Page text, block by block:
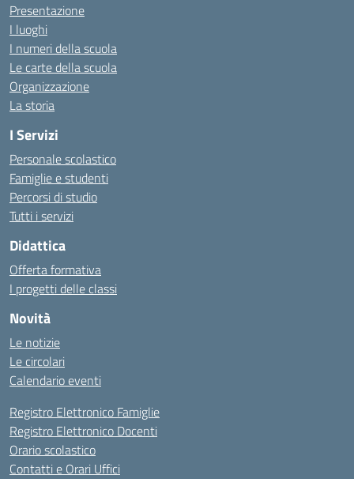
Presentazione
I luoghi
I numeri della scuola
Le carte della scuola
Organizzazione
La storia
I Servizi
Personale scolastico
Famiglie e studenti
Percorsi di studio
Tutti i servizi
Didattica
Offerta formativa
I progetti delle classi
Novità
Le notizie
Le circolari
Calendario eventi
Registro Elettronico Famiglie
Registro Elettronico Docenti
Orario scolastico
Contatti e Orari Uffici